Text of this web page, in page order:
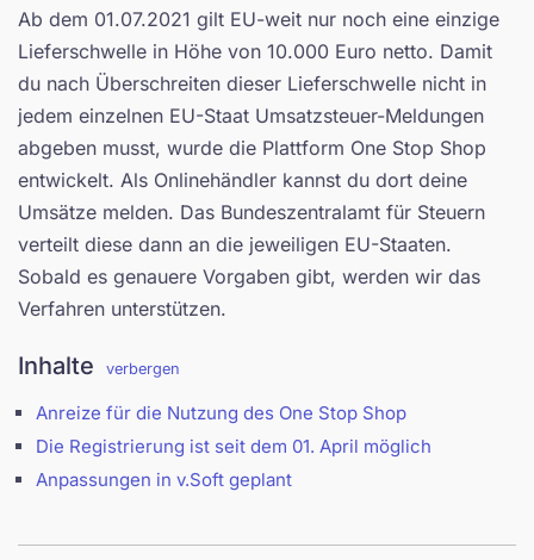
Ab dem 01.07.2021 gilt EU-weit nur noch eine einzige
Lieferschwelle in Höhe von 10.000 Euro netto. Damit
du nach Überschreiten dieser Lieferschwelle nicht in
jedem einzelnen EU-Staat Umsatzsteuer-Meldungen
abgeben musst, wurde die Plattform One Stop Shop
entwickelt. Als Onlinehändler kannst du dort deine
Umsätze melden. Das Bundeszentralamt für Steuern
verteilt diese dann an die jeweiligen EU-Staaten.
Sobald es genauere Vorgaben gibt, werden wir das
Verfahren unterstützen.
Inhalte verbergen
Anreize für die Nutzung des One Stop Shop
Die Registrierung ist seit dem 01. April möglich
Anpassungen in v.Soft geplant